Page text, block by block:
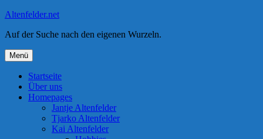
Zum
springen
Altenfelder.net
Auf der Suche nach den eigenen Wurzeln.
Menü
Startseite
Über uns
Homepages
Jantje Altenfelder
Tjarko Altenfelder
Kai Altenfelder